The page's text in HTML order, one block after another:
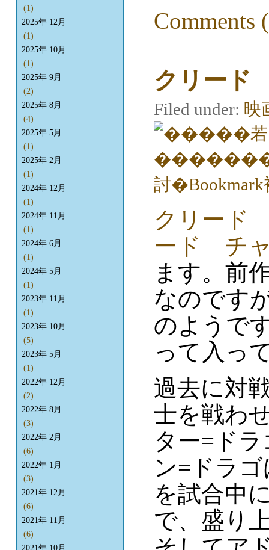
Comments
クリード
Filed under: 映
クリード
ード チ
ます。前
なのです
のようで
って入っ
過去に対
士を戦わ
ター=ド
ン=ドラ
を試合中
で、盛り
(1)
2025年 12月
(1)
2025年 10月
(1)
2025年 9月
(2)
2025年 8月
(4)
2025年 5月
(1)
2025年 2月
(1)
2024年 12月
(1)
2024年 11月
(1)
2024年 6月
(1)
2024年 5月
(1)
2023年 11月
(1)
2023年 10月
(5)
2023年 5月
(1)
2022年 12月
(2)
2022年 8月
(3)
2022年 2月
(6)
2022年 1月
(3)
2021年 12月
(6)
2021年 11月
(6)
2021年 10月